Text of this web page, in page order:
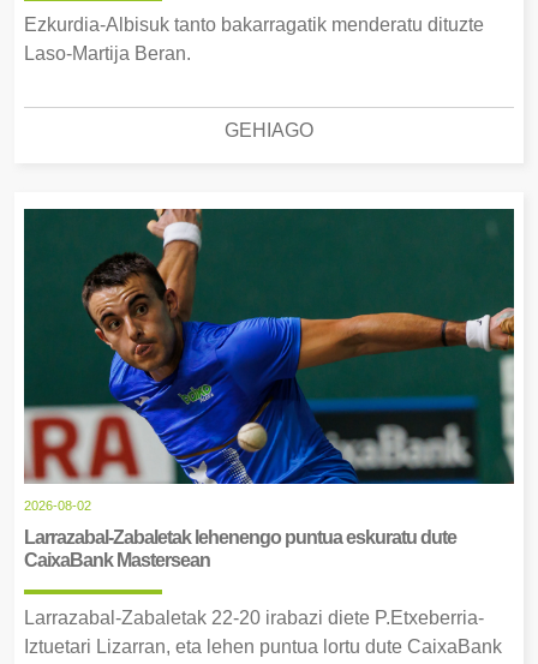
Ezkurdia-Albisuk tanto bakarragatik menderatu dituzte
Laso-Martija Beran.
GEHIAGO
2026-08-02
Larrazabal-Zabaletak lehenengo puntua eskuratu dute
CaixaBank Mastersean
Larrazabal-Zabaletak 22-20 irabazi diete P.Etxeberria-
Iztuetari Lizarran, eta lehen puntua lortu dute CaixaBank